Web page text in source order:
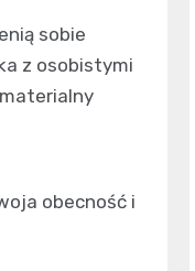
sobie
z osobistymi
obecność i